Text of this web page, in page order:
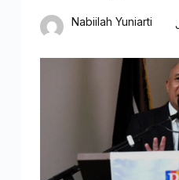
Nabiilah Yuniarti